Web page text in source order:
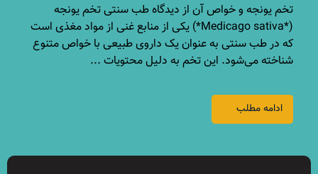
تخم یونجه و خواص آن از دیدگاه طب سنتی تخم یونجه
(*Medicago sativa*) یکی از منابع غنی از مواد مغذی است
که در طب سنتی به عنوان یک داروی طبیعی با خواص متنوع
شناخته می‌شود. این تخم به دلیل محتویات ...
ادامه مطلب